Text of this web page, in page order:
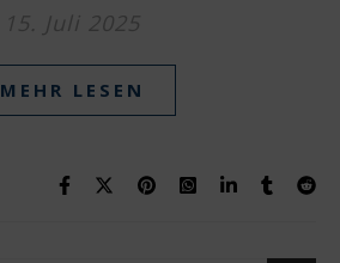
15. Juli 2025
MEHR LESEN